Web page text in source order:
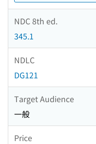
NDC 8th ed.
345.1
NDLC
DG121
Target Audience
一般
Price